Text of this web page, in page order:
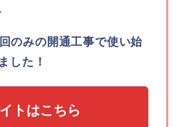
のみの開通工事で使い始
した！
トはこちら